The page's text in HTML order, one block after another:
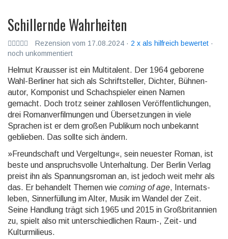
Schillernde Wahrheiten
Rezension vom 17.08.2024 · 2 x als hilfreich bewertet ·
noch unkommentiert
Helmut Krausser ist ein Multitalent. Der 1964 geborene
Wahl-Berliner hat sich als Schrift­steller, Dichter, Bühnen­
autor, Komponist und Schach­spieler einen Namen
gemacht. Doch trotz seiner zahllosen Ver­öffent­lichun­gen,
drei Roman­verfil­mun­gen und Über­setzun­gen in viele
Sprachen ist er dem großen Publikum noch unbekannt
geblieben. Das sollte sich ändern.
»Freundschaft und Vergeltung«, sein neuester Roman, ist
beste und anspruchs­volle Unter­haltung. Der Berlin Verlag
preist ihn als Span­nungs­roman an, ist jedoch weit mehr als
das. Er behandelt Themen wie coming of age, Internats­
leben, Sinn­erfül­lung im Alter, Musik im Wandel der Zeit.
Seine Handlung trägt sich 1965 und 2015 in Groß­britan­nien
zu, spielt also mit unter­schied­lichen Raum-, Zeit- und
Kultur­milieus.